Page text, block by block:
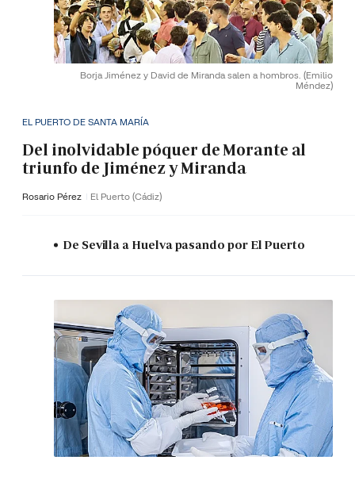
Borja Jiménez y David de Miranda salen a hombros. (Emilio
Méndez)
EL PUERTO DE SANTA MARÍA
Del inolvidable póquer de Morante al
triunfo de Jiménez y Miranda
Rosario Pérez El Puerto (Cádiz)
De Sevilla a Huelva pasando por El Puerto